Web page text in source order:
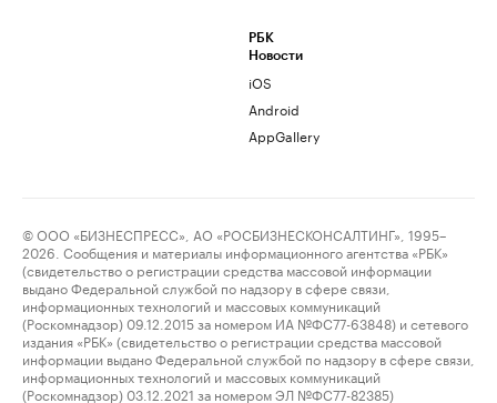
РБК
Новости
iOS
Android
AppGallery
© ООО «БИЗНЕСПРЕСС», АО «РОСБИЗНЕСКОНСАЛТИНГ», 1995–
2026. Сообщения и материалы информационного агентства «РБК»
(свидетельство о регистрации средства массовой информации
выдано Федеральной службой по надзору в сфере связи,
информационных технологий и массовых коммуникаций
(Роскомнадзор) 09.12.2015 за номером ИА №ФС77-63848) и сетевого
издания «РБК» (свидетельство о регистрации средства массовой
информации выдано Федеральной службой по надзору в сфере связи,
информационных технологий и массовых коммуникаций
(Роскомнадзор) 03.12.2021 за номером ЭЛ №ФС77-82385)